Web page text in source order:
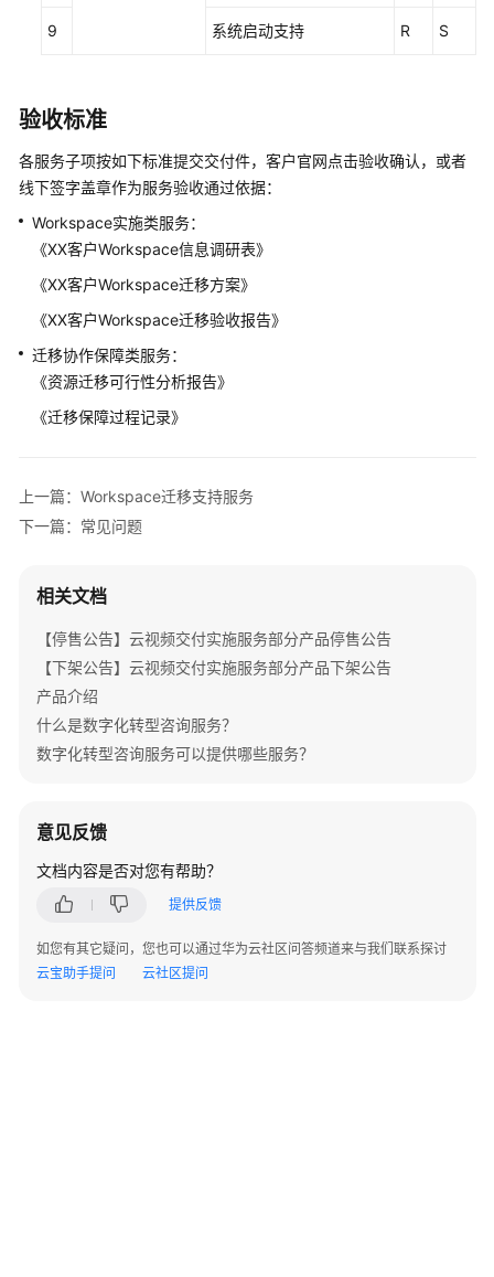
集
交
付
服
务
云
灾
备
交
付
实
务
付
施
服
ROMA
设
实
服
务
iDME
实
9 系统启动支持 R S
验收标准
各服务子项按如下标准提交交付件，客户官网点击验收确认，或者
线下签字盖章作为服务验收通过依据：
Workspace实施类服务：
《XX客户Workspace信息调研表》
《XX客户Workspace迁移方案》
《XX客户Workspace迁移验收报告》
迁移协作保障类服务：
《资源迁移可行性分析报告》
《迁移保障过程记录》
上一篇：Workspace迁移支持服务
下一篇：常见问题
相关文档
【停售公告】云视频交付实施服务部分产品停售公告
【下架公告】云视频交付实施服务部分产品下架公告
产品介绍
什么是数字化转型咨询服务？
数字化转型咨询服务可以提供哪些服务？
意见反馈
文档内容是否对您有帮助？
提供反馈
如您有其它疑问，您也可以通过华为云社区问答频道来与我们联系探讨
云宝助手提问
云社区提问